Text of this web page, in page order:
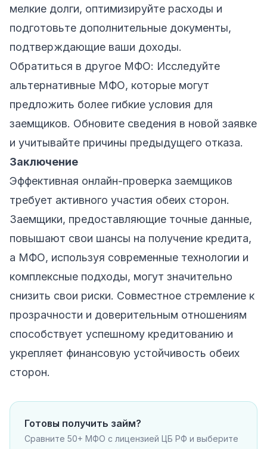
мелкие долги, оптимизируйте расходы и
подготовьте дополнительные документы,
подтверждающие ваши доходы.
Обратиться в другое МФО: Исследуйте
альтернативные МФО, которые могут
предложить более гибкие условия для
заемщиков. Обновите сведения в новой заявке
и учитывайте причины предыдущего отказа.
Заключение
Эффективная онлайн-проверка заемщиков
требует активного участия обеих сторон.
Заемщики, предоставляющие точные данные,
повышают свои шансы на получение кредита,
а МФО, используя современные технологии и
комплексные подходы, могут значительно
снизить свои риски. Совместное стремление к
прозрачности и доверительным отношениям
способствует успешному кредитованию и
укрепляет финансовую устойчивость обеих
сторон.
Готовы получить займ?
Сравните 50+ МФО с лицензией ЦБ РФ и выберите